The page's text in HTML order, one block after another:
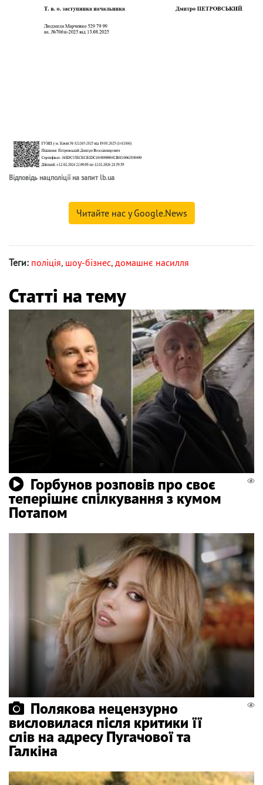
Відповідь нацполіції на запит lb.ua
Читайте нас у Google.News
Теги: поліція, шоу-бізнес, домашнє насилля
Статті на тему
Горбунов розповів про своє
теперішнє спілкування з кумом
Потапом
Полякова нецензурно
висловилася після критики її
слів на адресу Пугачової та
Галкіна